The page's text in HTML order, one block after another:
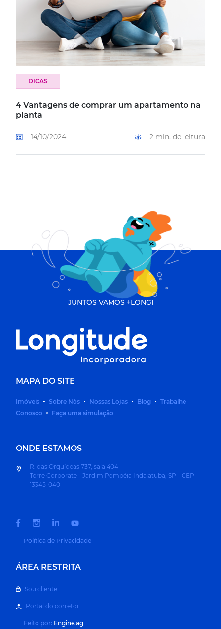
DICAS
4 Vantagens de comprar um apartamento na
planta
14/10/2024 2 min. de leitura
JUNTOS VAMOS +LONGI
MAPA DO SITE
Imóveis Sobre Nós Nossas Lojas Blog
Trabalhe
Conosco
Faça uma simulação
ONDE ESTAMOS
R. das Orquídeas 737, sala 404
Torre Corporate - Jardim Pompéia Indaiatuba, SP - CEP
13345-040
Política de Privacidade
ÁREA RESTRITA
Sou cliente
Portal do corretor
Feito por: Engine.ag